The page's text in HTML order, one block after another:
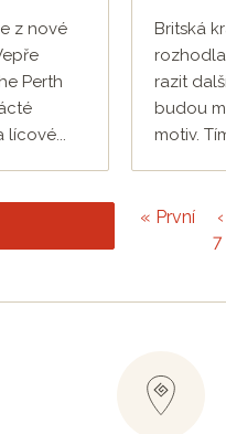
z nové
Perth
lícové...
Britská
razit
budou
motiv.
« První
7